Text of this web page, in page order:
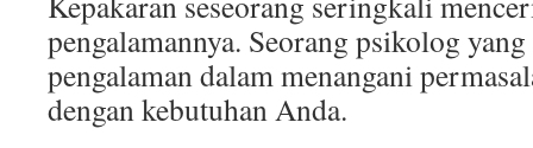
pengalamannya. Seorang psikolog
pengalaman dalam menangani
dengan kebutuhan Anda.